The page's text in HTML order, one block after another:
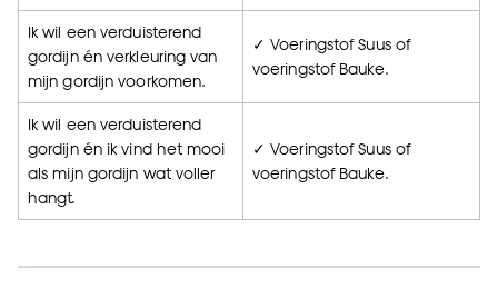
Ik wil een verduisterend
gordijn én verkleuring van
mijn gordijn voorkomen.
✓ Voeringstof Suus of
voeringstof Bauke.
Ik wil een verduisterend
gordijn én ik vind het mooi
als mijn gordijn wat voller
hangt.
✓ Voeringstof Suus of
voeringstof Bauke.